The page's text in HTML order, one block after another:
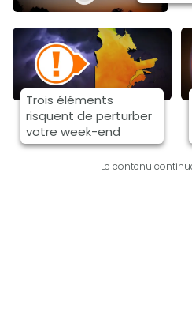
Trois éléments
risquent de perturber
votre week-end
Le contenu